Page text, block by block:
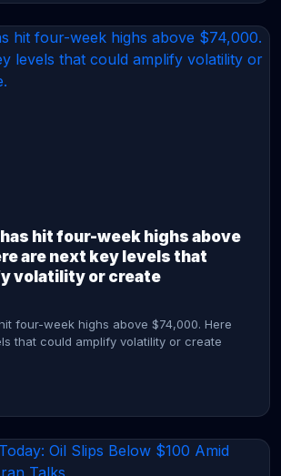
hit four-week highs above
are next key levels that
volatility or create
four-week highs above $74,000. Here
that could amplify volatility or create